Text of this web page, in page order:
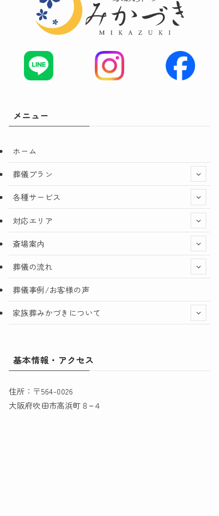
メニュー
ホーム
葬儀プラン
各種サービス
対応エリア
斎場案内
葬儀の流れ
葬儀事例/お客様の声
家族葬みかづきについて
基本情報・アクセス
住所：〒564-0026
大阪府吹田市高浜町８−４